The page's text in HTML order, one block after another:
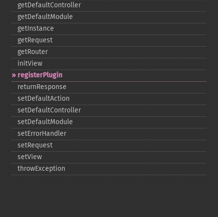
getDefaultController
getDefaultModule
getInstance
getRequest
getRouter
initView
registerPlugin
returnResponse
setDefaultAction
setDefaultController
setDefaultModule
setErrorHandler
setRequest
setView
throwException